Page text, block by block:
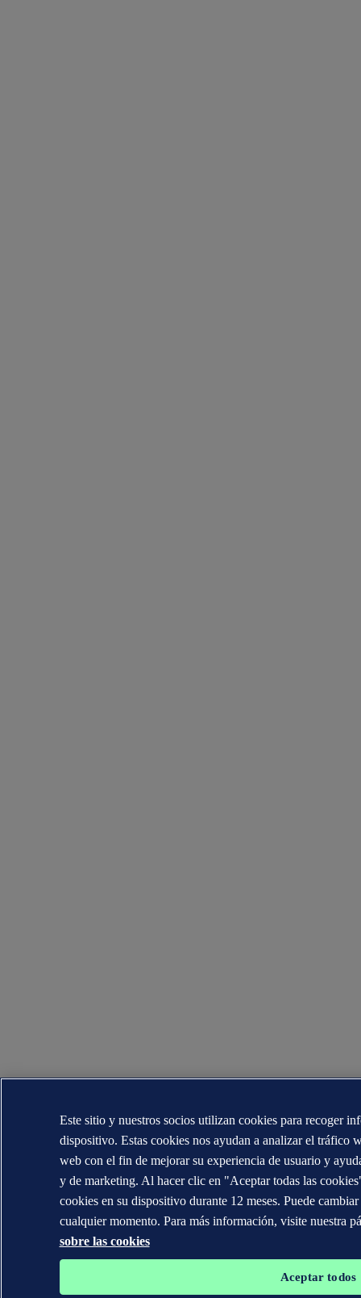
Este sitio y nuestros socios utilizan cookies para recoger
dispositivo. Estas cookies nos ayudan a analizar el tráfico
web con el fin de mejorar su experiencia de usuario y
y de marketing. Al hacer clic en "Aceptar todas las
cookies en su dispositivo durante 12 meses. Puede
cualquier momento. Para más información, visite nuestra
sobre las cookies
Aceptar todos